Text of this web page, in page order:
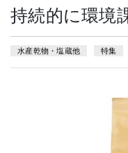
持続的に環境
水産乾物・塩蔵他 特集